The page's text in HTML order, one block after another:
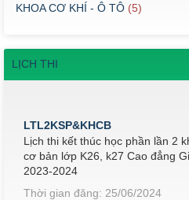
KHOA CƠ KHÍ - Ô TÔ (5)
LỊCH THI
LTL2KSP&KHCB
Lịch thi kết thúc học phần lần 2
cơ bản lớp K26, k27 Cao đẳng
2023-2024
Thời gian đăng: 25/06/2024